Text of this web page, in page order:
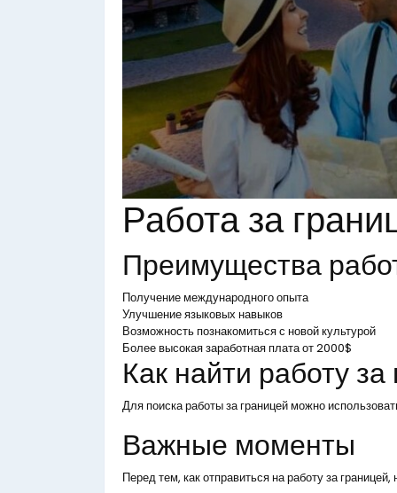
Работа за
Преимущества
Получение международного опыта
Улучшение языковых навыков
Возможность познакомиться с новой культурой
Более высокая заработная плата от 2000$
Как найти работу
Для поиска работы за границей можно
Важные моменты
Перед тем, как отправиться на работу за